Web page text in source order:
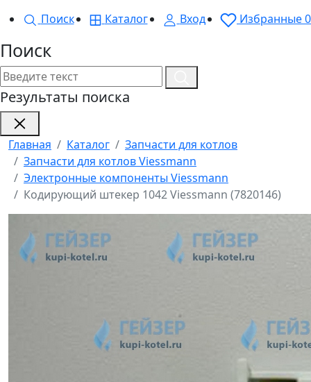
Поиск
Каталог Вход Избранные0
Поиск
Результаты поиска
Главная Каталог
Запчасти для котлов
Запчасти для котлов Viessmann
Электронные компоненты Viessmann
Кодирующий штекер 1042 Viessmann (7820146)